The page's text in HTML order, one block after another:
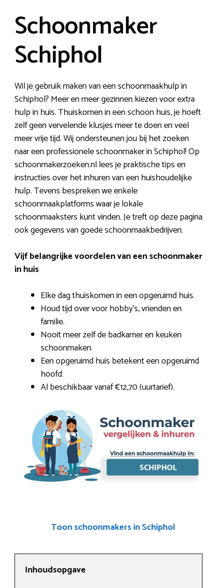
Schoonmaker
Schiphol
Wil je gebruik maken van een schoonmaakhulp in
Schiphol? Meer en meer gezinnen kiezen voor extra
hulp in huis. Thuiskomen in een schoon huis, je hoeft
zelf geen vervelende klusjes meer te doen en veel
meer vrije tijd. Wij ondersteunen jou bij het zoeken
naar een professionele schoonmaker in Schiphol! Op
schoonmakerzoeken.nl lees je praktische tips en
instructies over het inhuren van een huishoudelijke
hulp. Tevens bespreken we enkele
schoonmaakplatforms waar je lokale
schoonmaaksters kunt vinden. Je treft op deze pagina
ook gegevens van goede schoonmaakbedrijven.
Vijf belangrijke voordelen van een schoonmaker
in huis
Elke dag thuiskomen in een opgeruimd huis.
Houd tijd over voor hobby’s, vrienden en
familie.
Nooit meer zelf de badkamer en keuken
schoonmaken.
Een opgeruimd huis betekent een opgeruimd
hoofd.
Al beschikbaar vanaf €12,70 (uurtarief).
Toon schoonmakers in Schiphol
Inhoudsopgave